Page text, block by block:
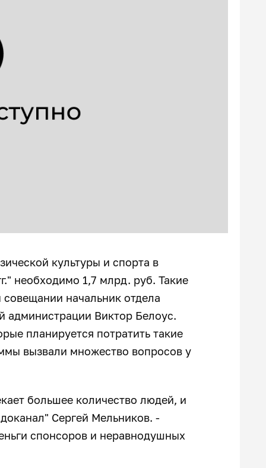
культуры и спорта в
необходимо 1,7 млрд. руб. Такие
начальник отдела
администрации Виктор Белоус.
планируется потратить такие
вызвали множество вопросов у
большее количество людей, и
Сергей Мельников. -
спонсоров и неравнодушных